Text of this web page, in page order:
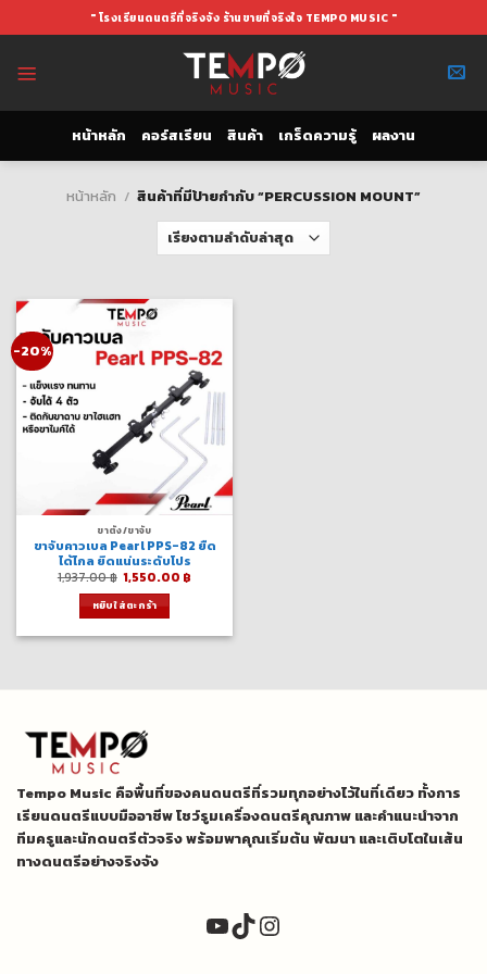
to
" โรงเรียนดนตรีที่จริงจัง ร้านขายที่จริงใจ TEMPO MUSIC "
หน้าหลัก คอร์สเรียน สินค้า เกร็ดความรู้ ผลงาน
หน้าหลัก / สินค้าที่มีป้ายกำกับ “PERCUSSION MOUNT”
-20%
ขาตั้ง/ขาจับ
ขาจับคาวเบล Pearl PPS-82 ยืด
ได้ไกล ยึดแน่นระดับโปร
1,937.00฿ Original
price
was:
1,937.00 ฿.
1,550.00 ฿
หยิบใส่ตะกร้า
Tempo Music คือพื้นที่ของคนดนตรีที่รวมทุกอย่างไว้ในที่เดียว ทั้งการ
เรียนดนตรีแบบมืออาชีพ โชว์รูมเครื่องดนตรีคุณภาพ และคำแนะนำจาก
ทีมครูและนักดนตรีตัวจริง พร้อมพาคุณเริ่มต้น พัฒนา และเติบโตในเส้น
ทางดนตรีอย่างจริงจัง
YouTube
TikTok
Instagram